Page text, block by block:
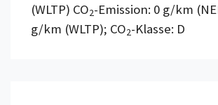
(WLTP) CO2-Emission: 0 g/km
g/km (WLTP); CO2-Klasse: D